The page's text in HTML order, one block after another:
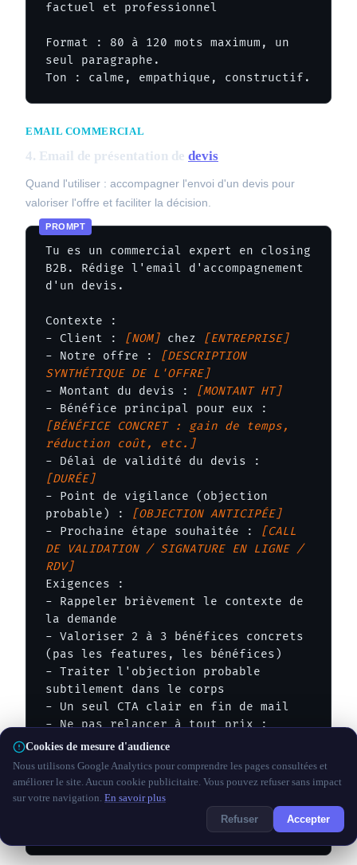
factuel et professionnel
Format : 80 à 120 mots maximum, un
seul paragraphe.
Ton : calme, empathique, constructif.
EMAIL COMMERCIAL
4. Email de présentation de devis
Quand l'utiliser : accompagner l'envoi d'un devis pour
valoriser l'offre et faciliter la décision.
Tu es un commercial expert en closing
B2B. Rédige l'email d'accompagnement
d'un devis.
Contexte :
- Client :
[NOM] chez
[ENTREPRISE]
- Notre offre :
[DESCRIPTION
SYNTHÉTIQUE DE L'OFFRE]
- Montant du devis :
[MONTANT HT]
[BÉNÉFICE CONCRET : gain de temps,
réduction coût, etc.]
[DURÉE]
- Point de vigilance (objection
probable) :
[OBJECTION ANTICIPÉE]
- Prochaine étape souhaitée :
[CALL
DE VALIDATION / SIGNATURE EN LIGNE /
RDV]
Exigences :
- Rappeler brièvement le contexte de
la demande
- Valoriser 2 à 3 bénéfices concrets
(pas les features, les bénéfices)
- Traiter l'objection probable
subtilement dans le corps
- Un seul CTA clair en fin de mail
- Ne pas relancer à tout prix :
laisser respirer la décision
Format : Objet percutant + Corps 150
mots + CTA.
Ton : confiant, orienté valeur, sans
pression commerciale agressive.
Cookies de mesure d'audience
Nous utilisons Google Analytics pour comprendre les pages consultées et
améliorer le site. Aucun cookie publicitaire. Vous pouvez refuser sans impact
sur votre navigation. En savoir plus
Refuser Accepter